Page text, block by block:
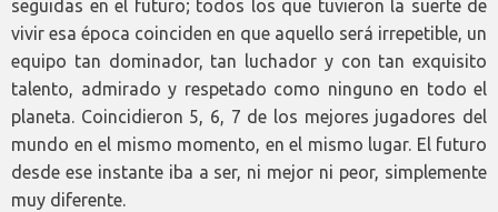
seguidas en el futuro; todos los que tuvieron la suerte de
vivir esa época coinciden en que aquello será irrepetible, un
equipo tan dominador, tan luchador y con tan exquisito
talento, admirado y respetado como ninguno en todo el
planeta. Coincidieron 5, 6, 7 de los mejores jugadores del
mundo en el mismo momento, en el mismo lugar. El futuro
desde ese instante iba a ser, ni mejor ni peor, simplemente
muy diferente.